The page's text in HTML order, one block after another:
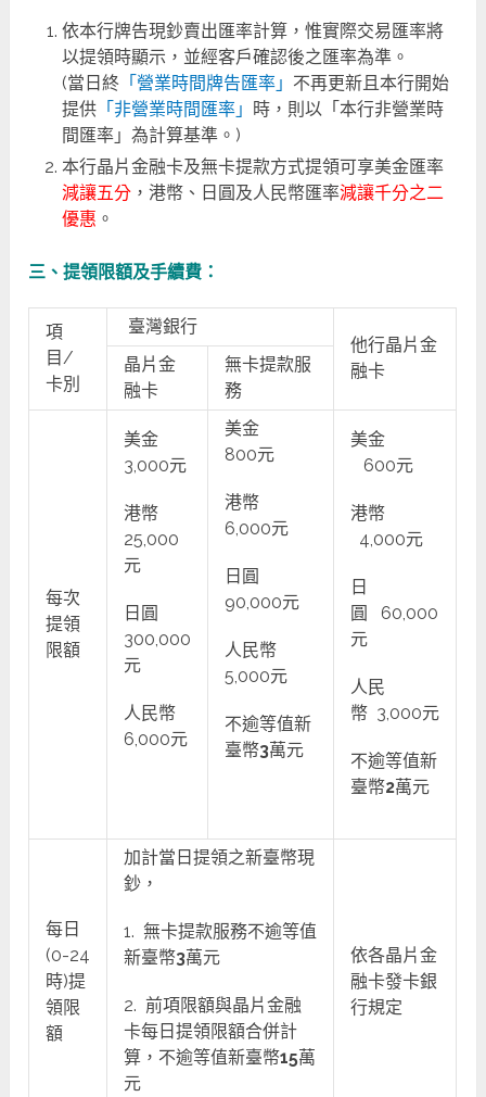
依本行牌告現鈔賣出匯率計算，惟實際交易匯率將
以提領時顯示，並經客戶確認後之匯率為準。
(當日終「營業時間牌告匯率」 不再更新且本行開始
提供「非營業時間匯率」
時，則以「本行非營業時
間匯率」為計算基準。)
本行晶片金融卡及無卡提款方式提領可享美金匯率
減讓五分，港幣、日圓及人民幣匯率減讓千分之二
優惠 。
三、提領限額及手續費：
項
目/
卡別
臺灣銀行
他行晶片金
融卡
晶片金
融卡
無卡提款服
務
每次
提領
限額
美金
3,000元
港幣
25,000
元
日圓
300,000
元
人民幣
6,000元
美金
800元
港幣
6,000元
日圓
90,000元
人民幣
5,000元
不逾等值新
臺幣3萬元
美金
600元
港幣
4,000元
日
圓 60,000
元
人民
幣 3,000元
不逾等值新
臺幣2萬元
每日
(0-24
時)提
領限
額
加計當日提領之新臺幣現
鈔，
1. 無卡提款服務不逾等值
新臺幣3萬元
2. 前項限額與晶片金融
卡每日提領限額合併計
算，不逾等值新臺幣15萬
元
依各晶片金
融卡發卡銀
行規定